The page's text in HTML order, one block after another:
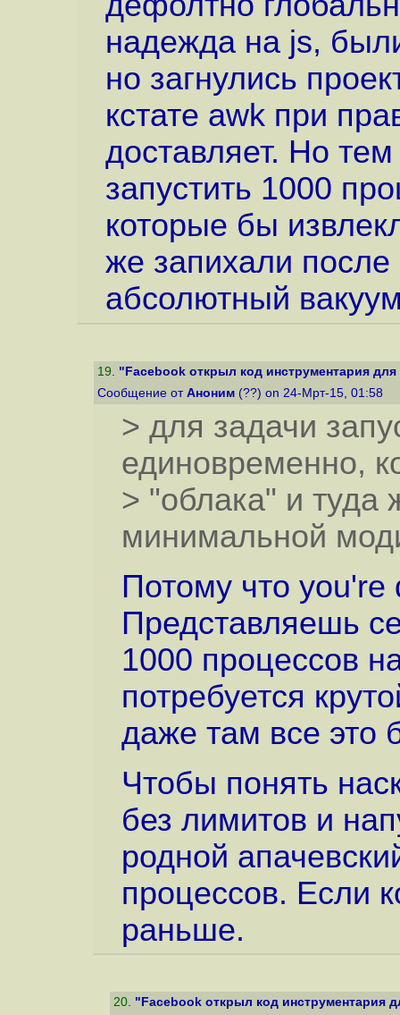
надежда на js,
но загнулись
кстате awk при
доставляет. Но
запустить 1000
которые бы
же запихали
абсолютный
19. "Facebook открыл код инструментария
Сообщение от Аноним (??) on 24-Мрт-15, 01:58
> для задачи
единовременно,
> "облака" и туда
минимальной
Потому что
Представляешь
1000 процессов
потребуется
даже там все это
Чтобы понять
без лимитов и
родной
процессов. Если
раньше.
20. "Facebook открыл код инструментария